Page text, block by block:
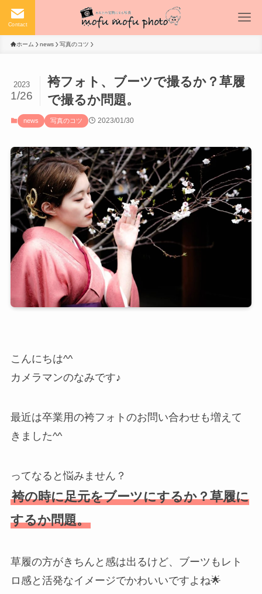
Contact
ホーム news 写真のコツ
袴フォト、ブーツで撮るか？草履
で撮るか問題。
2023
1/26
news 写真のコツ 2023/01/30
こんにちは^^
カメラマンのなみです♪
最近は卒業用の袴フォトのお問い合わせも増えて
きました^^
ってなると悩みません？
袴の時に足元をブーツにするか？草履に
するか問題。
草履の方がきちんと感は出るけど、ブーツもレト
ロ感と活発なイメージでかわいいですよね🌟